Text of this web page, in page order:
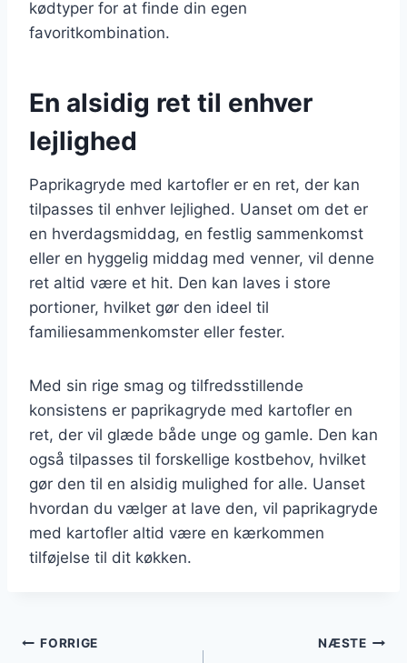
kødtyper for at finde din egen
favoritkombination.
En alsidig ret til enhver
lejlighed
Paprikagryde med kartofler er en ret, der kan
tilpasses til enhver lejlighed. Uanset om det er
en hverdagsmiddag, en festlig sammenkomst
eller en hyggelig middag med venner, vil denne
ret altid være et hit. Den kan laves i store
portioner, hvilket gør den ideel til
familiesammenkomster eller fester.
Med sin rige smag og tilfredsstillende
konsistens er paprikagryde med kartofler en
ret, der vil glæde både unge og gamle. Den kan
også tilpasses til forskellige kostbehov, hvilket
gør den til en alsidig mulighed for alle. Uanset
hvordan du vælger at lave den, vil paprikagryde
med kartofler altid være en kærkommen
tilføjelse til dit køkken.
Indlægsnavigation
FORRIGE NÆSTE